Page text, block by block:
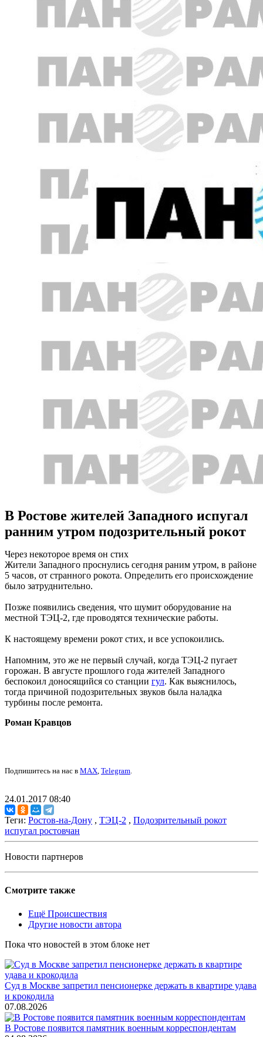
В Ростове жителей Западного испугал
ранним утром подозрительный рокот
Через некоторое время он стих
Жители Западного проснулись сегодня раним утром, в районе
5 часов, от странного рокота. Определить его происхождение
было затруднительно.
Позже появились сведения, что шумит оборудование на
местной ТЭЦ-2, где проводятся технические работы.
К настоящему времени рокот стих, и все успокоились.
Напомним, это же не первый случай, когда ТЭЦ-2 пугает
горожан. В августе прошлого года жителей Западного
беспокоил доносящийся со станции гул. Как выяснилось,
тогда причиной подозрительных звуков была наладка
турбины после ремонта.
Роман Кравцов
Подпишитесь на нас в MAX, Telegram.
24.01.2017 08:40
Теги: Ростов-на-Дону , ТЭЦ-2 , Подозрительный рокот
испугал ростовчан
Новости партнеров
Смотрите также
Ещё Происшествия
Другие новости автора
Пока что новостей в этом блоке нет
Суд в Москве запретил пенсионерке держать в квартире удава
и крокодила
07.08.2026
В Ростове появится памятник военным корреспондентам